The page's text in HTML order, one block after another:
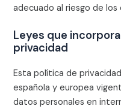
adecuado al riesgo de
Leyes que
privacidad
Esta política de
española y europea
datos personales en